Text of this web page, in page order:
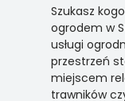
Szukasz
ogrodem w
usługi
przestrzeń
miejscem
trawników